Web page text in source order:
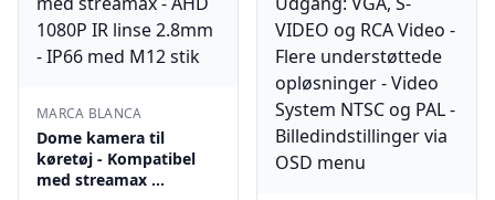
MARCA BLANCA
Dome kamera til
køretøj - Kompatibel
med streamax …